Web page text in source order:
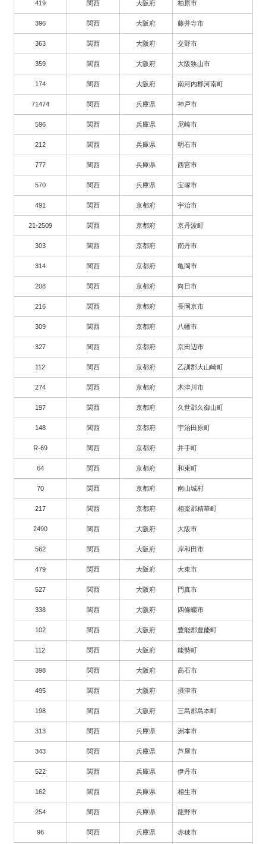
419 関西 大阪府 柏原市
396 関西 大阪府 藤井寺市
363 関西 大阪府 交野市
359 関西 大阪府 大阪狭山市
174 関西 大阪府 南河内郡河南町
71474 関西 兵庫県 神戸市
596 関西 兵庫県 尼崎市
212 関西 兵庫県 明石市
777 関西 兵庫県 西宮市
570 関西 兵庫県 宝塚市
491 関西 京都府 宇治市
21-2509 関西 京都府 京丹波町
303 関西 京都府 南丹市
314 関西 京都府 亀岡市
208 関西 京都府 向日市
216 関西 京都府 長岡京市
309 関西 京都府 八幡市
327 関西 京都府 京田辺市
112 関西 京都府 乙訓郡大山崎町
274 関西 京都府 木津川市
197 関西 京都府 久世郡久御山町
148 関西 京都府 宇治田原町
R-69 関西 京都府 井手町
64 関西 京都府 和束町
70 関西 京都府 南山城村
217 関西 京都府 相楽郡精華町
2490 関西 大阪府 大阪市
562 関西 大阪府 岸和田市
479 関西 大阪府 大東市
527 関西 大阪府 門真市
338 関西 大阪府 四條畷市
102 関西 大阪府 豊能郡豊能町
112 関西 大阪府 能勢町
398 関西 大阪府 高石市
495 関西 大阪府 摂津市
198 関西 大阪府 三島郡島本町
313 関西 兵庫県 洲本市
343 関西 兵庫県 芦屋市
522 関西 兵庫県 伊丹市
162 関西 兵庫県 相生市
254 関西 兵庫県 龍野市
96 関西 兵庫県 赤穂市